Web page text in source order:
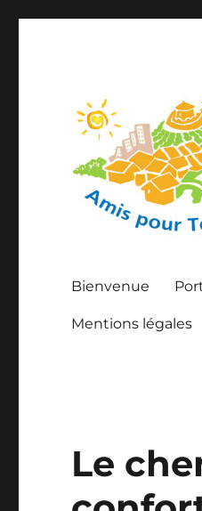
Bienvenue
Mentions légales
Le